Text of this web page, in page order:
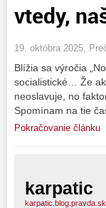
vtedy,
19. októbra 2025,
Blížia sa výročia
socialistické… Že
neoslavuje, no
Spomínam na tie
Pokračovanie článku
karpatic
karpatic.blog.pravda.sk